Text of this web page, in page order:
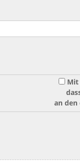
Mit
an